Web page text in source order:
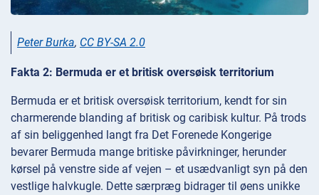
Peter Burka, CC BY-SA 2.0
Fakta 2: Bermuda er et britisk oversøisk territorium
Bermuda er et britisk oversøisk territorium, kendt for sin
charmerende blanding af britisk og caribisk kultur. På trods
af sin beliggenhed langt fra Det Forenede Kongerige
bevarer Bermuda mange britiske påvirkninger, herunder
kørsel på venstre side af vejen – et usædvanligt syn på den
vestlige halvkugle. Dette særpræg bidrager til øens unikke